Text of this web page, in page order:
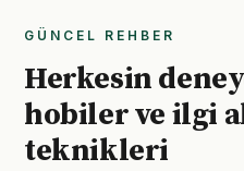
GÜNCEL REHBER
Herkesin
hobiler ve ilgi
teknikleri